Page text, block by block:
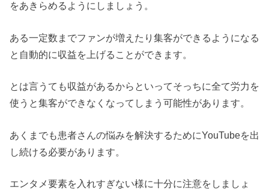
をあきらめるようにしましょう。
ある一定数までファンが増えたり集客ができるようになる
と自動的に収益を上げることができます。
とは言うても収益があるからといってそっちに全て労力を
使うと集客ができなくなってしまう可能性があります。
あくまでも患者さんの悩みを解決するためにYouTubeを出
し続ける必要があります。
エンタメ要素を入れすぎない様に十分に注意をしましょ